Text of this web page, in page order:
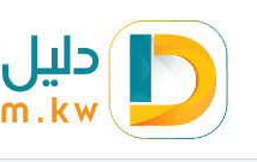
المحتوى